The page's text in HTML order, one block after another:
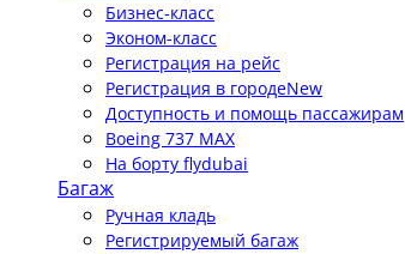
Бизнес-класс
Эконом-класс
Регистрация на рейс
Регистрация в городеNew
Доступность и помощь пассажирам
Boeing 737 MAX
На борту flydubai
Багаж
Ручная кладь
Регистрируемый багаж